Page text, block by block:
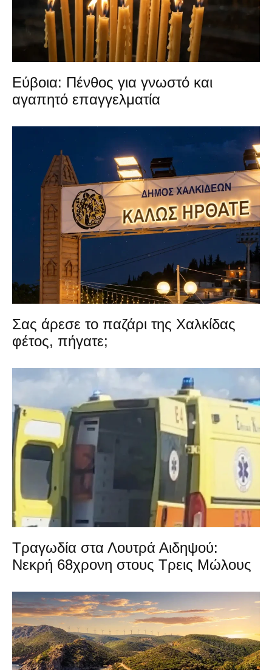
Εύβοια: Πένθος για γνωστό και
αγαπητό επαγγελματία
Σας άρεσε το παζάρι της Χαλκίδας
φέτος, πήγατε;
Τραγωδία στα Λουτρά Αιδηψού:
Νεκρή 68χρονη στους Τρεις Μώλους